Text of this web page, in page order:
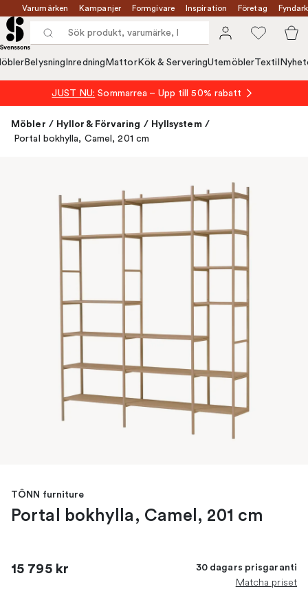
Varumärken Kampanjer Formgivare Inspiration Företag
Belysning Inredning MattorKök & ServeringUtemöblerTextil
JUST NU: Sommarrea – Upp till 50% rabatt
Möbler / Hyllor & Förvaring / Hyllsystem /
Portal bokhylla, Camel, 201 cm
TÔNN furniture
Portal bokhylla, Camel, 201 cm
15 795 kr 30 dagars prisgaranti
Matcha priset